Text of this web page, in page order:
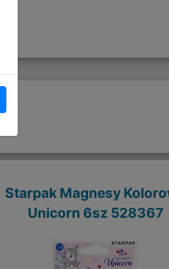
Starpak Magnesy
Unicorn 6sz 528367